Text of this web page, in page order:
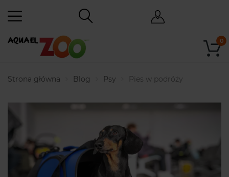
0
Strona główna Blog Psy Pies w podróży